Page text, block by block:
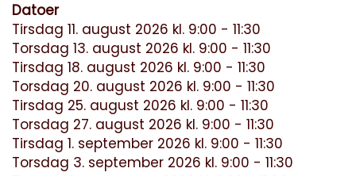
Datoer
Tirsdag 11. august 2026 kl. 9:00 - 11:30
Torsdag 13. august 2026 kl. 9:00 - 11:30
Tirsdag 18. august 2026 kl. 9:00 - 11:30
Torsdag 20. august 2026 kl. 9:00 - 11:30
Tirsdag 25. august 2026 kl. 9:00 - 11:30
Torsdag 27. august 2026 kl. 9:00 - 11:30
Tirsdag 1. september 2026 kl. 9:00 - 11:30
Torsdag 3. september 2026 kl. 9:00 - 11:30